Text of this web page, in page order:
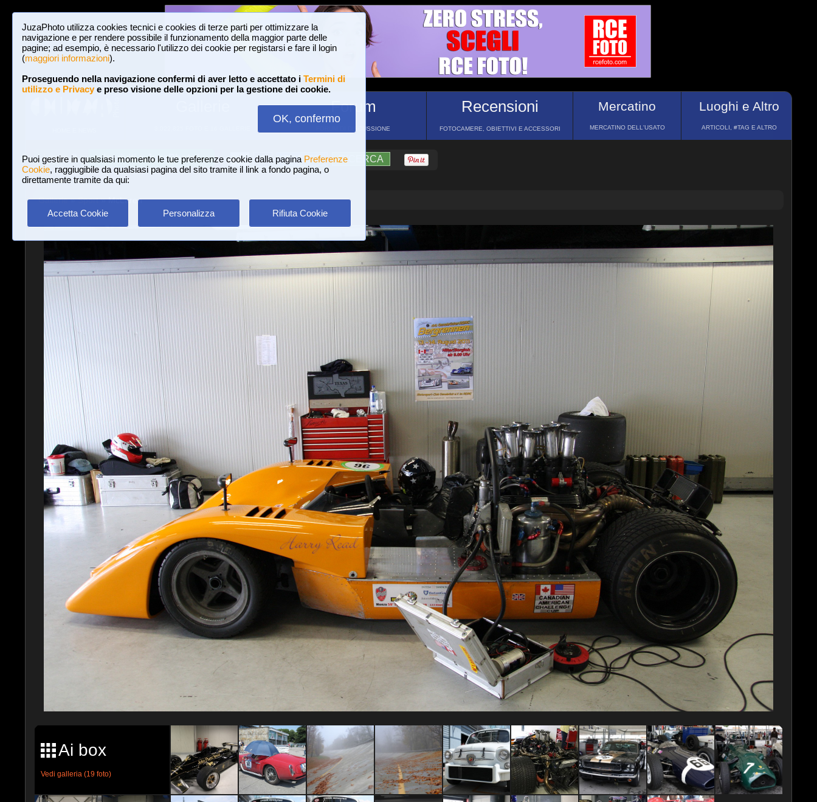
JuzaPhoto utilizza cookies tecnici e cookies di terze parti per ottimizzare la
navigazione e per rendere possibile il funzionamento della maggior parte delle
pagine; ad esempio, è necessario l'utilizzo dei cookie per registarsi e fare il login
(maggiori informazioni).
Proseguendo nella navigazione confermi di aver letto e accettato i Termini di
utilizzo e Privacye preso visione delle opzioni per la gestione dei cookie.
OK, confermo
Puoi gestire in qualsiasi momento le tue preferenze cookie dalla pagina Preferenze
Cookie, raggiugibile da qualsiasi pagina del sito tramite il link a fondo pagina, o
direttamente tramite da qui:
Accetta Cookie Personalizza Rifiuta Cookie
Forum
FORUM DI DISCUSSIONE
Recensioni
FOTOCAMERE, OBIETTIVI E ACCESSORI
Mercatino
MERCATINO DELL'USATO
Luoghi e Altro
ARTICOLI, #TAG E ALTRO
Login Iscriviti a JuzaPhoto! A A ?AIUTO RICERCA
Gallerie»Sport» McLaren
Ai box
Vedi galleria (19 foto)